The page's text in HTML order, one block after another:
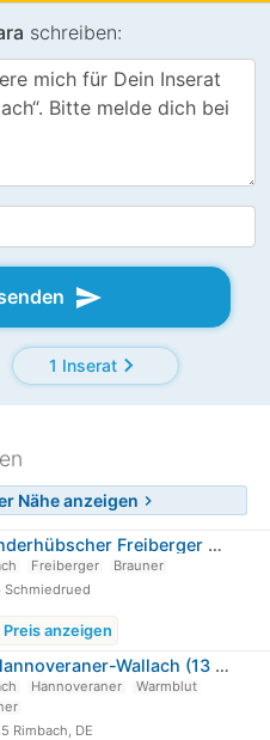
schreiben:
send
1 Inseratchevron_right
Nähe anzeigen chevron_right
Wunderhübscher Freiberger Wallach
Freiberger
Brauner
Schmiedrued
Preis anzeigen
❤️ Hannoveraner-Wallach (13 J.) –…
Hannoveraner
Warmblut
Rimbach, DE